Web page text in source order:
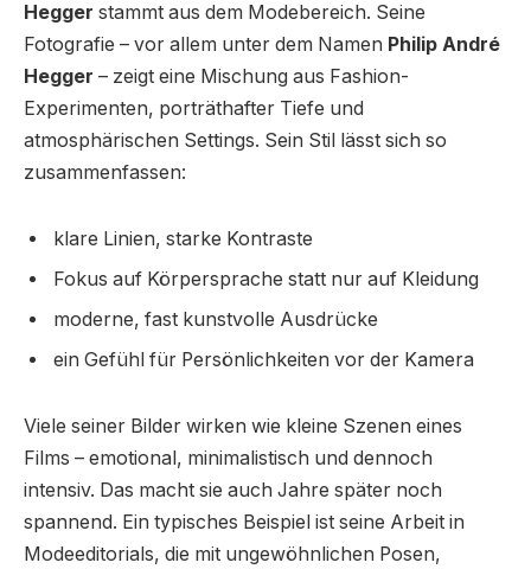
Hegger stammt aus dem Modebereich. Seine
Fotografie – vor allem unter dem Namen Philip André
Hegger – zeigt eine Mischung aus Fashion-
Experimenten, porträthafter Tiefe und
atmosphärischen Settings. Sein Stil lässt sich so
zusammenfassen:
klare Linien, starke Kontraste
Fokus auf Körpersprache statt nur auf Kleidung
moderne, fast kunstvolle Ausdrücke
ein Gefühl für Persönlichkeiten vor der Kamera
Viele seiner Bilder wirken wie kleine Szenen eines
Films – emotional, minimalistisch und dennoch
intensiv. Das macht sie auch Jahre später noch
spannend. Ein typisches Beispiel ist seine Arbeit in
Modeeditorials, die mit ungewöhnlichen Posen,